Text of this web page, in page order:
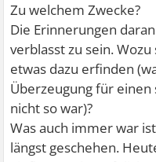
Zu welchem Zwecke?
Die Erinnerungen
verblasst zu sein.
etwas dazu erfinden
Überzeugung für
nicht so war)?
Was auch immer war
längst geschehen.